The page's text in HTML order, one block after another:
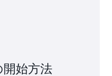
開始方法